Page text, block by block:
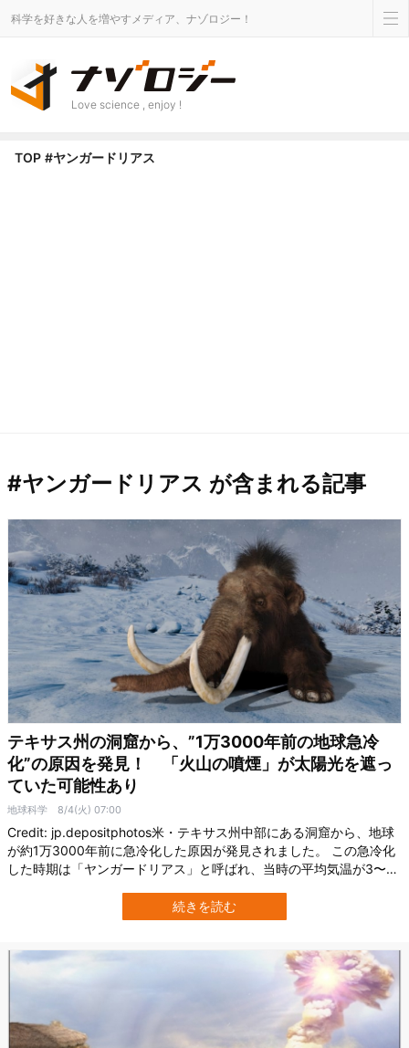
科学を好きな人を増やすメディア、ナゾロジー！
Love science , enjoy !
TOP #ヤンガードリアス
#ヤンガードリアス が含まれる記事
テキサス州の洞窟から、”1万3000年前の地球急冷
化”の原因を発見！ 「火山の噴煙」が太陽光を遮っ
ていた可能性あり
地球科学 8/4(火) 07:00
Credit: jp.depositphotos米・テキサス州中部にある洞窟から、地球
が約1万3000年前に急冷化した原因が発見されました。 この急冷化
した時期は「ヤンガードリアス」と呼ばれ、当時の平均気温が3〜5
いましたが、研究チームによると、火山噴火が急冷化を引き起こし
た痕跡が見つかったとのことです。 研究は、テキサス州のヒュース
続きを読む